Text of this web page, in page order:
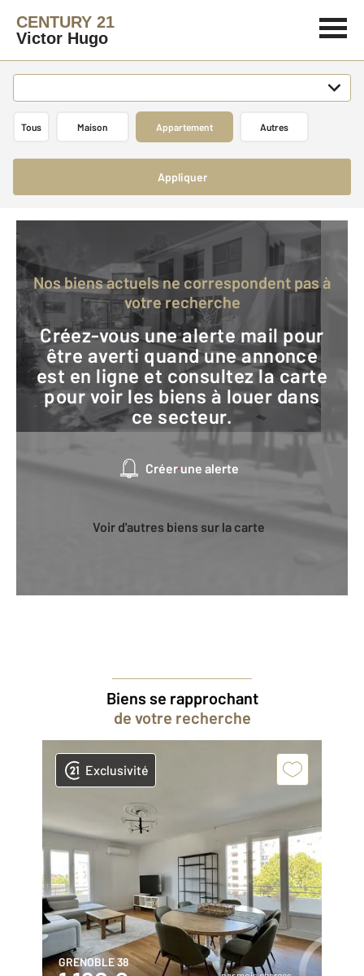
CENTURY 21
Victor Hugo
Tous Maison Appartement Autres
Appliquer
Nos biens actuels ne correspondent pas à
votre recherche
Créez-vous une alerte mail pour
être averti quand une annonce
est en ligne et consultez la carte
pour voir les biens à louer dans
ce secteur.
Créer une alerte
Voir d'autres biens sur la carte
Biens se rapprochant
de votre recherche
Exclusivité
GRENOBLE 38